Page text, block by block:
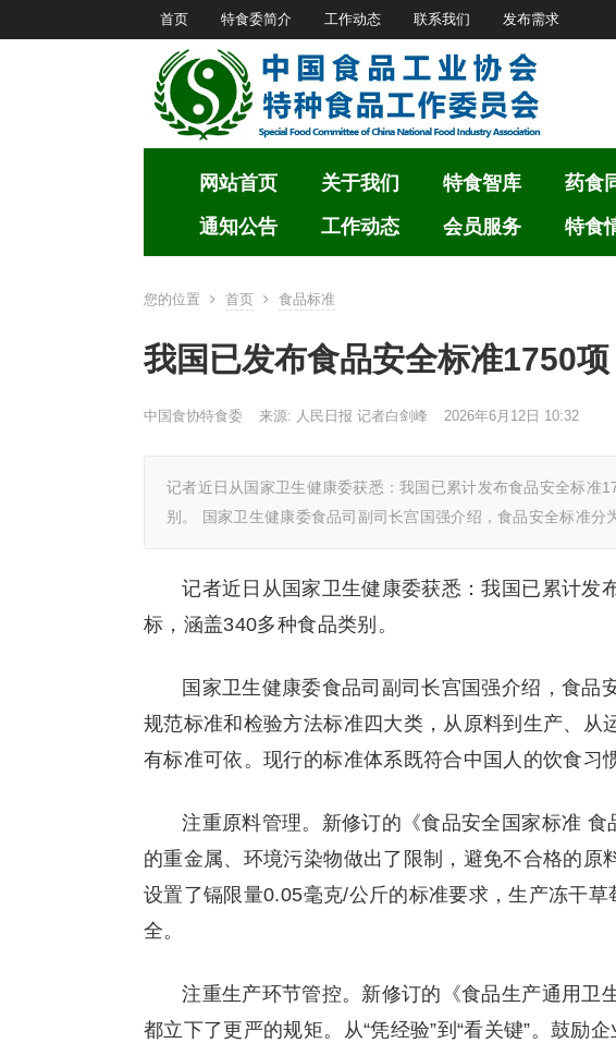
首页 特食委简介 工作动态 联系我们 发布需求
网站首页 关于我们 特食智库 药食
通知公告
工作动态 会员服务 特食
您的位置 首页 食品标准
我国已发布食品安全标准1750项
中国食协特食委 来源: 人民日报 记者白剑峰 2026年6月12日 10:32
记者近日从国家卫生健康委获悉：我国已累计发布食品安全标准
别。 国家卫生健康委食品司副司长宫国强介绍，食品安全标准分
记者近日从国家卫生健康委获悉：我国已累计发
标，涵盖340多种食品类别。
国家卫生健康委食品司副司长宫国强介绍，食品
规范标准和检验方法标准四大类，从原料到生产、从
有标准可依。现行的标准体系既符合中国人的饮食习
注重原料管理。新修订的《食品安全国家标准
的重金属、环境污染物做出了限制，避免不合格的原
设置了镉限量0.05毫克/公斤的标准要求，生产冻干
全。
注重生产环节管控。新修订的《食品生产通用卫
都立下了更严的规矩。从“凭经验”到“看关键”。鼓励